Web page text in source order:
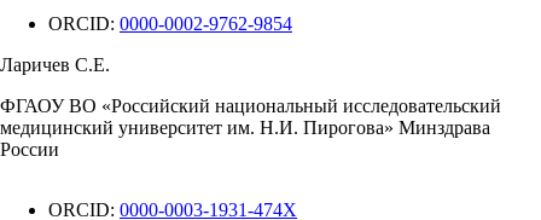
ORCID: 0000-0002-9762-9854
Ларичев С.Е.
ФГАОУ ВО «Российский национальный исследовательский
медицинский университет им. Н.И. Пирогова» Минздрава
России
ORCID: 0000-0003-1931-474X